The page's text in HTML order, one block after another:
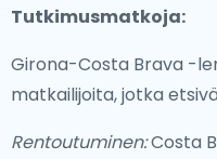
Tutkimusmatkoja:
Girona-Costa Brava -
matkailijoita, jotka
Rentoutuminen:Costa